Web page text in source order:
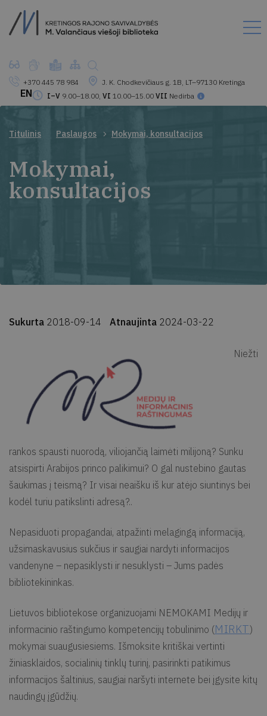
+370 445 78 984
J. K. Chodkevičiaus g. 1B, LT–97130 Kretinga
I–V 9.00–18.00, VI 10.00–15.00 VII Nedirba
EN
Titulinis Paslaugos Mokymai, konsultacijos
Mokymai,
konsultacijos
Sukurta 2018-09-14 Atnaujinta 2024-03-22
Niežti
rankos spausti nuorodą, viliojančią laimėti milijoną? Sunku
atsispirti Arabijos princo palikimui? O gal nustebino gautas
šaukimas į teismą? Ir visai neaišku iš kur atėjo siuntinys bei
kodėl turiu patikslinti adresą?..
Nepasiduoti propagandai, atpažinti melagingą informaciją,
užsimaskavusius sukčius ir saugiai nardyti informacijos
vandenyne – nepasiklysti ir nesuklysti – Jums padės
bibliotekininkas.
Lietuvos bibliotekose organizuojami NEMOKAMI Medijų ir
informacinio raštingumo kompetencijų tobulinimo (MIRKT)
mokymai suaugusiesiems. Išmoksite kritiškai vertinti
žiniasklaidos, socialinių tinklų turinį, pasirinkti patikimus
informacijos šaltinius, saugiai naršyti internete bei įgysite kitų
naudingų įgūdžių.